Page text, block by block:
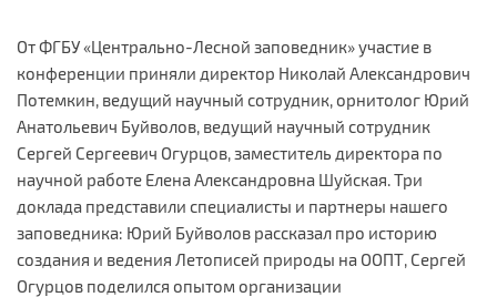
От ФГБУ «Центрально-Лесной заповедник» участие в
конференции приняли директор Николай Александрович
Потемкин, ведущий научный сотрудник, орнитолог Юрий
Анатольевич Буйволов, ведущий научный сотрудник
Сергей Сергеевич Огурцов, заместитель директора по
научной работе Елена Александровна Шуйская. Три
доклада представили специалисты и партнеры нашего
заповедника: Юрий Буйволов рассказал про историю
создания и ведения Летописей природы на ООПТ, Сергей
Огурцов поделился опытом организации